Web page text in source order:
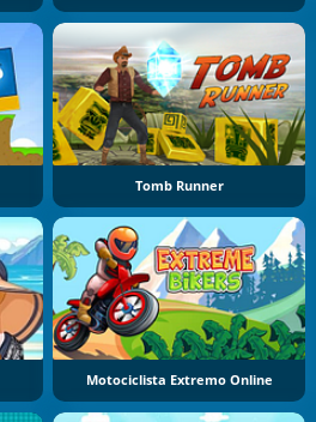
Tomb Runner
Motociclista Extremo Online